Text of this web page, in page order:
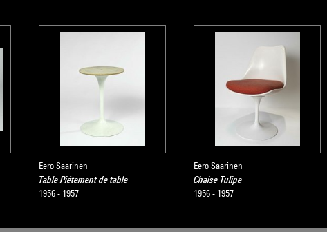
Eero Saarinen
Table Piétement de table
1956 - 1957
Eero Saarinen
Chaise Tulipe
1956 - 1957